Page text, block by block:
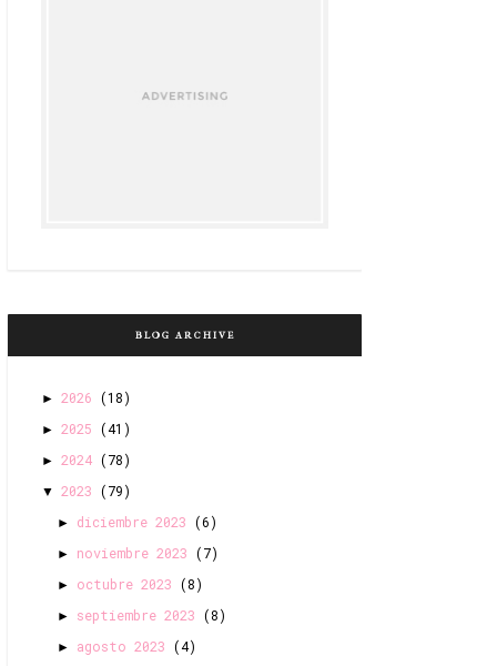
BLOG ARCHIVE
► 2026 (18)
► 2025 (41)
► 2024 (78)
▼ 2023 (79)
► diciembre 2023 (6)
► noviembre 2023 (7)
► octubre 2023 (8)
► septiembre 2023 (8)
► agosto 2023 (4)